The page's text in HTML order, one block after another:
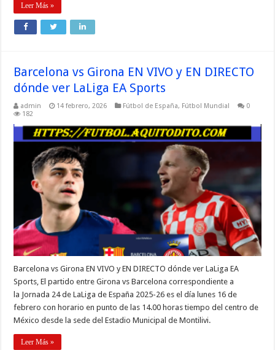
Leer Más »
Barcelona vs Girona EN VIVO y EN DIRECTO
dónde ver LaLiga EA Sports
admin 14 febrero, 2026 Fútbol de España, Fútbol Mundial
0
182
Barcelona vs Girona EN VIVO y EN DIRECTO dónde ver LaLiga EA
Sports, El partido entre Girona vs Barcelona correspondiente a
la Jornada 24 de LaLiga de España 2025-26 es el día lunes 16 de
febrero con horario en punto de las 14.00 horas tiempo del centro de
México desde la sede del Estadio Municipal de Montilivi.
Leer Más »